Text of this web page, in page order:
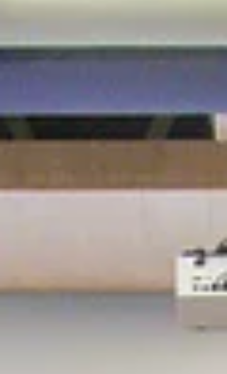
Iannaccone es investigadora posdoctoral
Derecho Público Comparad